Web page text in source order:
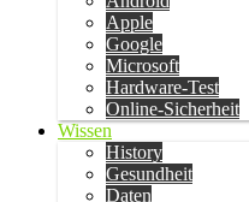
Apple
Google
Microsoft
Hardware-Test
Online-Sicherheit
Wissen
History
Gesundheit
Daten